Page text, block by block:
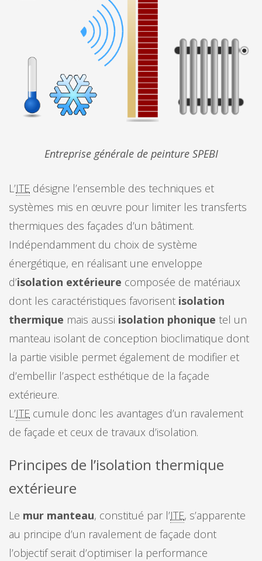
Entreprise générale de peinture SPEBI
L’ITE désigne l’ensemble des techniques et
systèmes mis en œuvre pour limiter les transferts
thermiques des façades d’un bâtiment.
Indépendamment du choix de système
énergétique, en réalisant une enveloppe
d’isolation extérieure composée de matériaux
dont les caractéristiques favorisent isolation
thermique mais aussi isolation phonique tel un
manteau isolant de conception bioclimatique dont
la partie visible permet également de modifier et
d’embellir l’aspect esthétique de la façade
extérieure.
L’ITE cumule donc les avantages d’un ravalement
de façade et ceux de travaux d’isolation.
Principes de l’isolation thermique
extérieure
Le mur manteau, constitué par l’ITE, s’apparente
au principe d’un ravalement de façade dont
l’objectif serait d’optimiser la performance